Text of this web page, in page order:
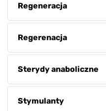
Regeneracja
Regerenacja
Sterydy anaboliczne
Stymulanty